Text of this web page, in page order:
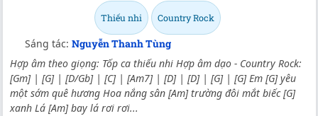
Thiếu nhi Country Rock
Sáng tác: Nguyễn Thanh Tùng
Hợp âm theo giọng: Tốp ca thiếu nhi Hợp âm dạo - Country Rock:
[Gm] | [G] | [D/Gb] | [C] | [Am7] | [D] | [D] | [G] | [G] Em [G] yêu
một sớm quê hương Hoa nắng sân [Am] trường đôi mắt biếc [G]
xanh Lá [Am] bay lá rơi rơi...